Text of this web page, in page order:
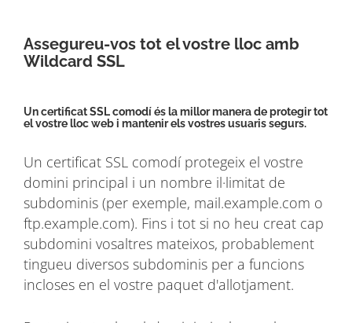
Assegureu-vos tot el vostre lloc amb
Wildcard SSL
Un certificat SSL comodí és la millor manera de protegir tot
el vostre lloc web i mantenir els vostres usuaris segurs.
Un certificat SSL comodí protegeix el vostre
domini principal i un nombre il·limitat de
subdominis (per exemple, mail.example.com o
ftp.example.com). Fins i tot si no heu creat cap
subdomini vosaltres mateixos, probablement
tingueu diversos subdominis per a funcions
incloses en el vostre paquet d'allotjament.